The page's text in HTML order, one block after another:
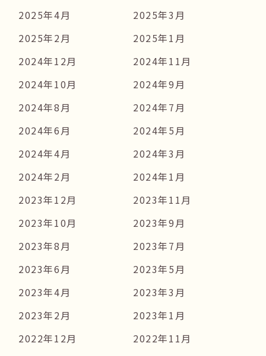
2025年4月
2025年3月
2025年2月
2025年1月
2024年12月
2024年11月
2024年10月
2024年9月
2024年8月
2024年7月
2024年6月
2024年5月
2024年4月
2024年3月
2024年2月
2024年1月
2023年12月
2023年11月
2023年10月
2023年9月
2023年8月
2023年7月
2023年6月
2023年5月
2023年4月
2023年3月
2023年2月
2023年1月
2022年12月
2022年11月